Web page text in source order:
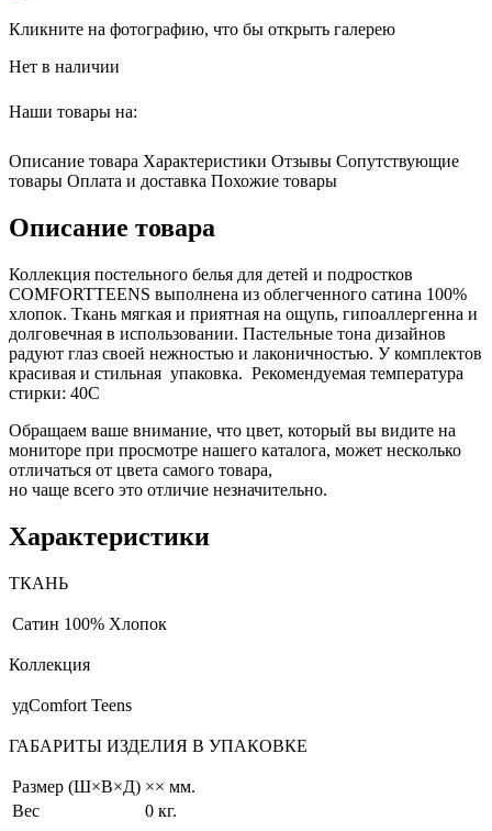
Кликните на фотографию, что бы открыть галерею
Нет в наличии
Наши товары на:
Описание товара Характеристики Отзывы Сопутствующие
товары Оплата и доставка Похожие товары
Описание товара
Коллекция постельного белья для детей и подростков
COMFORTTEENS выполнена из облегченного сатина 100%
хлопок. Ткань мягкая и приятная на ощупь, гипоаллергенна и
долговечная в использовании. Пастельные тона дизайнов
радуют глаз своей нежностью и лаконичностью. У комплектов
красивая и стильная упаковка. Рекомендуемая температура
стирки: 40С
Обращаем ваше внимание, что цвет, который вы видите на
мониторе при просмотре нашего каталога, может несколько
отличаться от цвета самого товара,
но чаще всего это отличие незначительно.
Характеристики
ТКАНЬ
Сатин 100% Хлопок
Коллекция
удComfort Teens
ГАБАРИТЫ ИЗДЕЛИЯ В УПАКОВКЕ
Размер (Ш×В×Д) ×× мм.
Вес
0 кг.